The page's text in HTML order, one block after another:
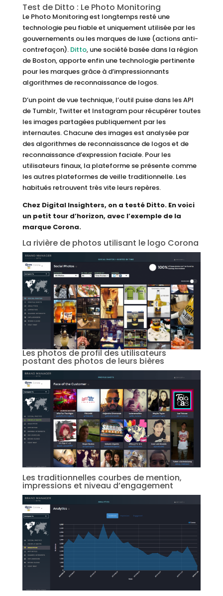
Test de Ditto : Le Photo Monitoring
Le Photo Monitoring est longtemps resté une
technologie peu fiable et uniquement utilisée par les
gouvernements ou les marques de luxe (actions anti-
contrefaçon). Ditto, une société basée dans la région
de Boston, apporte enfin une technologie pertinente
pour les marques grâce à d’impressionnants
algorithmes de reconnaissance de logos.
D’un point de vue technique, l’outil puise dans les API
de Tumblr, Twitter et Instagram pour récupérer toutes
les images partagées publiquement par les
internautes. Chacune des images est analysée par
des algorithmes de reconnaissance de logos et de
reconnaissance d’expression faciale. Pour les
utilisateurs finaux, la plateforme se présente comme
les autres plateformes de veille traditionnelle. Les
habitués retrouvent très vite leurs repères.
Chez Digital Insighters, on a testé Ditto. En voici
un petit tour d’horizon, avec l’exemple de la
marque Corona.
La rivière de photos utilisant le logo Corona
Les photos de profil des utilisateurs
postant des photos de leurs bières
Les traditionnelles courbes de mention,
impressions et niveau d’engagement